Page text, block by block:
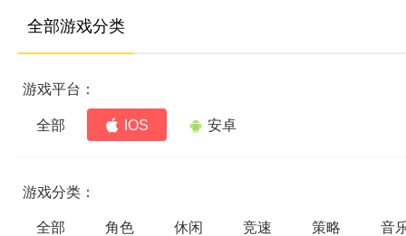
全部游戏分类
游戏平台：
全部 IOS 安卓
游戏分类：
全部 角色 休闲 竞速 策略 音